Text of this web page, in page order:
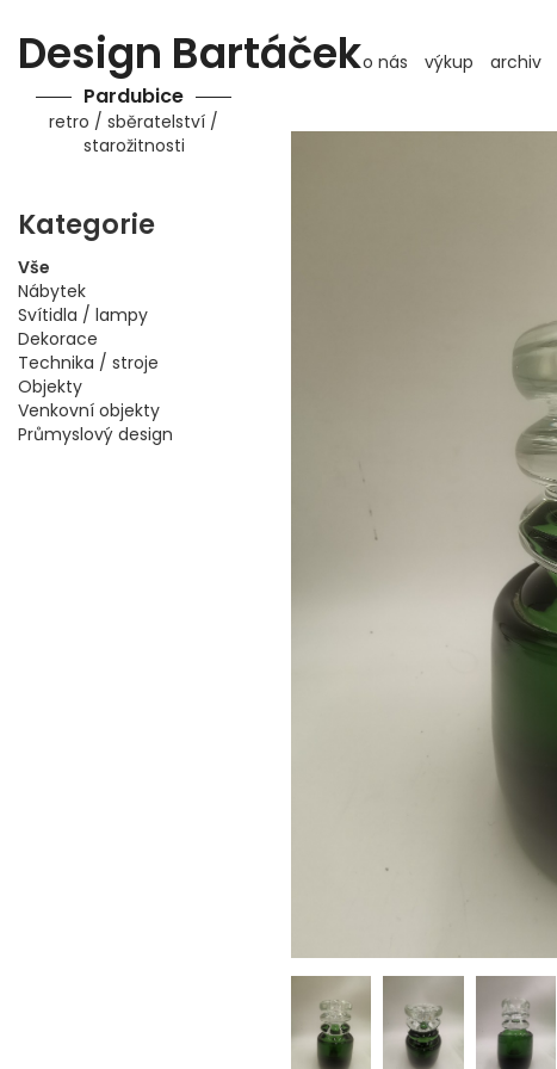
Design Bartáček
Pardubice
retro / sběratelství /
starožitnosti
Kategorie
Vše
Nábytek
Svítidla / lampy
Dekorace
Technika / stroje
Objekty
Venkovní objekty
Průmyslový design
o nás výkup archiv